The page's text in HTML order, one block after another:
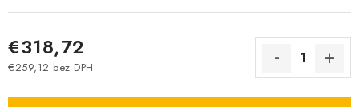
Zľavy pre profíkov
Hodnotenie obchodu Moja objednávka
€318,72
€259,12 bez DPH